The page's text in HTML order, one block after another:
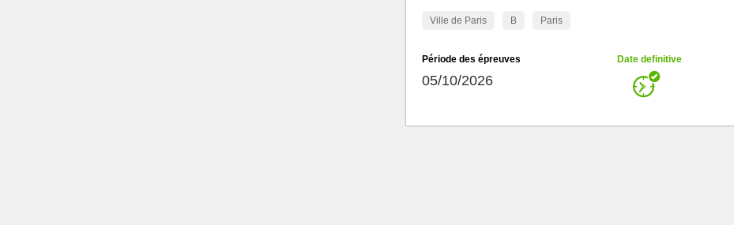
Ville de Paris B Paris
Période des épreuves
05/10/2026
Date definitive